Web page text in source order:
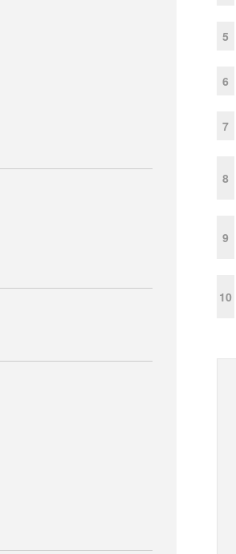
5
6
7
8
9
10